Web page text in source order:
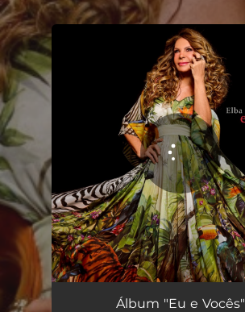
You're all set!
Eu e VocêsÁlbum "Eu e Vocês"
.